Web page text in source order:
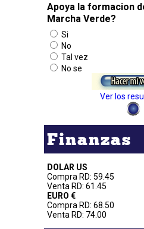
Apoya la formacion
Marcha Verde?
Si
No
Tal vez
No se
Ver los
Finanzas
DOLAR US
Compra RD: 59.45
Venta RD: 61.45
EURO €
Compra RD: 68.50
Venta RD: 74.00